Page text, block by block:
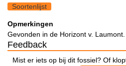
Soortenlijst
Opmerkingen
Gevonden in de Horizont v.
Feedback
Mist er iets op bij dit fossiel? Of